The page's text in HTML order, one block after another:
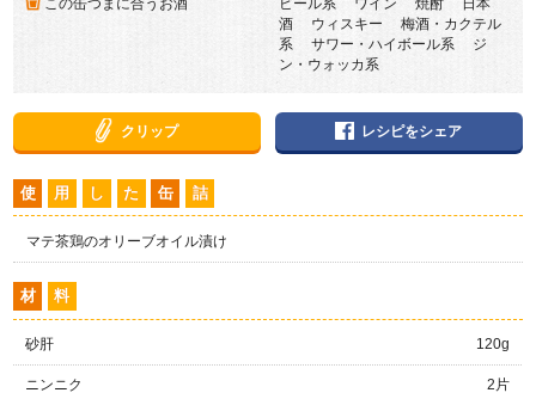
この缶つまに合うお酒
ビール系 ワイン 焼酎 日本
酒 ウィスキー 梅酒・カクテル
系 サワー・ハイボール系 ジ
ン・ウォッカ系
クリップ レシピをシェア
使 用 し た 缶 詰
マテ茶鶏のオリーブオイル漬け
材 料
砂肝 120g
ニンニク 2片